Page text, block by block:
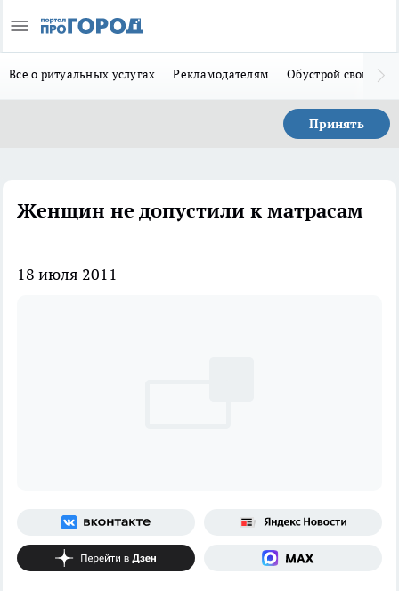
Всё о ритуальных услугах Рекламодателям Обустрой свой дом
Принять
Женщин не допустили к матрасам
18 июля 2011